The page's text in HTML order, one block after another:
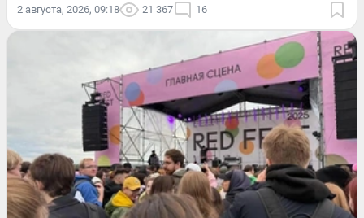
2 августа, 2026, 09:18 21 367 16